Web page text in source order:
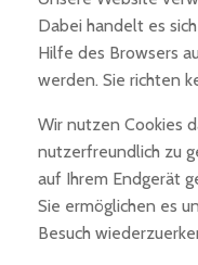
Dabei handelt es
Hilfe des Browsers
werden. Sie richten
Wir nutzen Cookies
nutzerfreundlich zu
auf Ihrem Endgerät
Sie ermöglichen es
Besuch